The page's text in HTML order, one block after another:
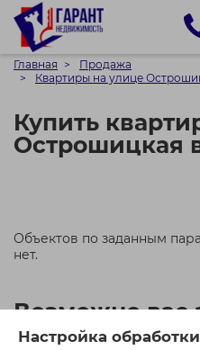
Настройка
Главная
Продажа
Квартиры на улице
Купить
Острошицкая
Объектов по заданным
нет.
Возможно вас